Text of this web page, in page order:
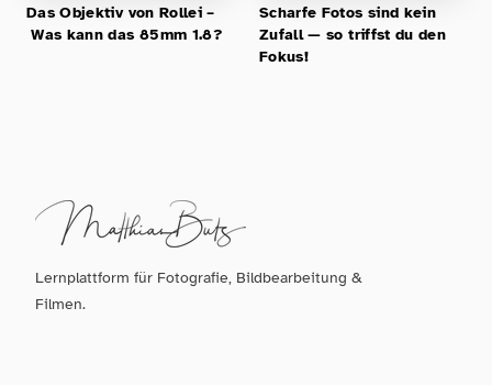
Das Objektiv von Rollei –
Was kann das 85mm 1.8?
Scharfe Fotos sind kein
Zufall — so triffst du den
Fokus!
Lernplattform für Fotografie, Bildbearbeitung &
Filmen.